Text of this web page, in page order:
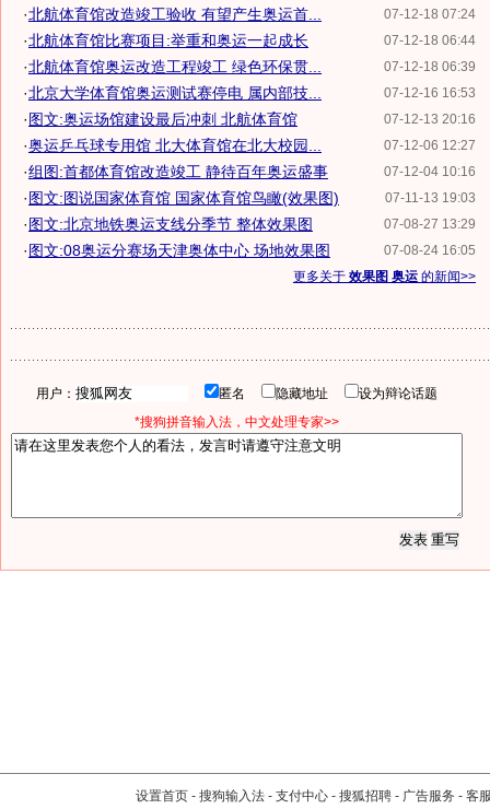
07-12-18 07:24
·北航体育馆改造竣工验收 有望产生奥运首...
07-12-18 06:44
·北航体育馆比赛项目:举重和奥运一起成长
07-12-18 06:39
·北航体育馆奥运改造工程竣工 绿色环保贯...
07-12-16 16:53
·北京大学体育馆奥运测试赛停电 属内部技...
07-12-13 20:16
·图文:奥运场馆建设最后冲刺 北航体育馆
07-12-06 12:27
·奥运乒乓球专用馆 北大体育馆在北大校园...
07-12-04 10:16
·组图:首都体育馆改造竣工 静待百年奥运盛事
07-11-13 19:03
·图文:图说国家体育馆 国家体育馆鸟瞰(效果图)
07-08-27 13:29
·图文:北京地铁奥运支线分季节 整体效果图
07-08-24 16:05
·图文:08奥运分赛场天津奥体中心 场地效果图
更多关于 效果图 奥运 的新闻>>
用户： 匿名 隐藏地址
设为辩论话题
*搜狗拼音输入法，中文处理专家>>
设置首页 - 搜狗输入法 - 支付中心 - 搜狐招聘 - 广告服务 - 客